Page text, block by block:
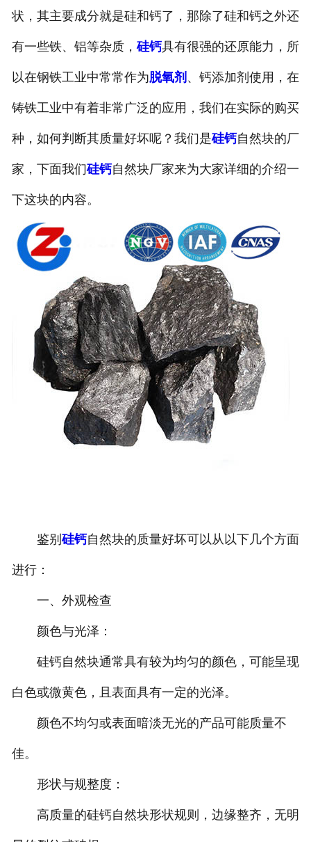
状，其主要成分就是硅和钙了，那除了硅和钙之外还
有一些铁、铝等杂质，硅钙具有很强的还原能力，所
以在钢铁工业中常常作为脱氧剂 、钙添加剂使用，在
铸铁工业中有着非常广泛的应用，我们在实际的购买
种，如何判断其质量好坏呢？我们是硅钙自然块的厂
家，下面我们硅钙自然块厂家来为大家详细的介绍一
下这块的内容。
鉴别硅钙自然块的质量好坏可以从以下几个方面
进行：
一、外观检查
颜色与光泽：
硅钙自然块通常具有较为均匀的颜色，可能呈现
白色或微黄色，且表面具有一定的光泽。
颜色不均匀或表面暗淡无光的产品可能质量不
佳。
形状与规整度：
高质量的硅钙自然块形状规则，边缘整齐，无明